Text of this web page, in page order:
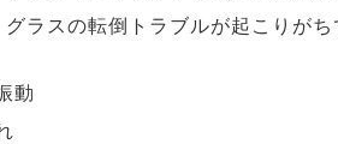
ラスの転倒トラブルが起こりがち
動